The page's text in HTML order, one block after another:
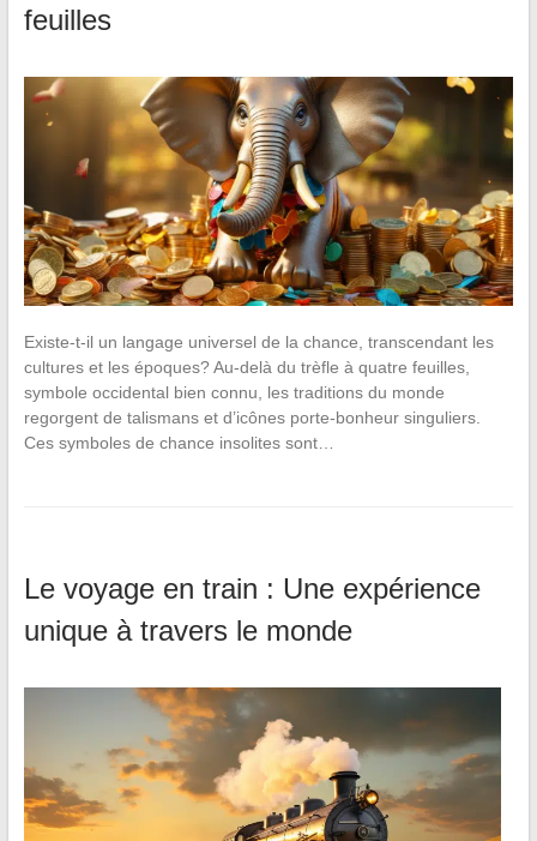
feuilles
Existe-t-il un langage universel de la chance, transcendant les
cultures et les époques? Au-delà du trèfle à quatre feuilles,
symbole occidental bien connu, les traditions du monde
regorgent de talismans et d’icônes porte-bonheur singuliers.
Ces symboles de chance insolites sont…
Le voyage en train : Une expérience
unique à travers le monde